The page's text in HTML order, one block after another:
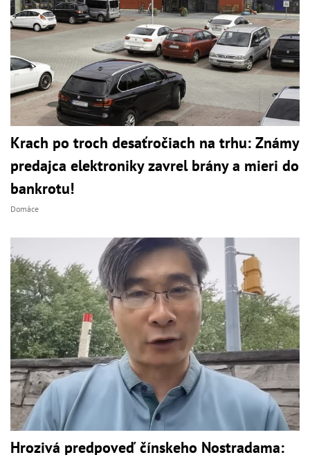
Krach po troch desaťročiach na trhu: Známy
predajca elektroniky zavrel brány a mieri do
bankrotu!
Domáce
Hrozivá predpoveď čínskeho Nostradama: